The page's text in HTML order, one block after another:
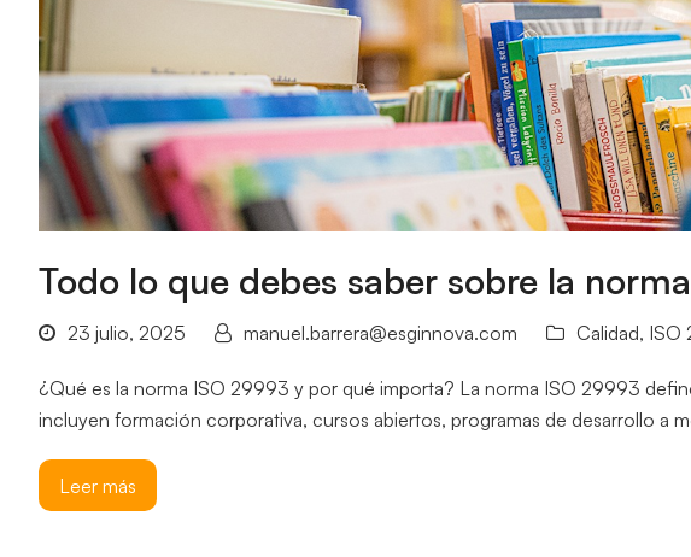
Todo lo que debes saber sobre la
23 julio, 2025 manuel.barrera@esginnova.com Calidad, ISO
¿Qué es la norma ISO 29993 y por qué importa? La norma ISO 29993
incluyen formación corporativa, cursos abiertos, programas de desarrollo a
Leer más